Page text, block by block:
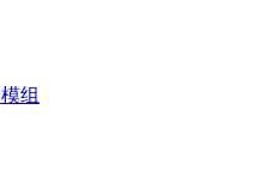
模组